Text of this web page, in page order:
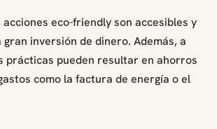
acciones eco-friendly son accesibles y
inversión de dinero. Además, a
prácticas pueden resultar en ahorros
como la factura de energía o el